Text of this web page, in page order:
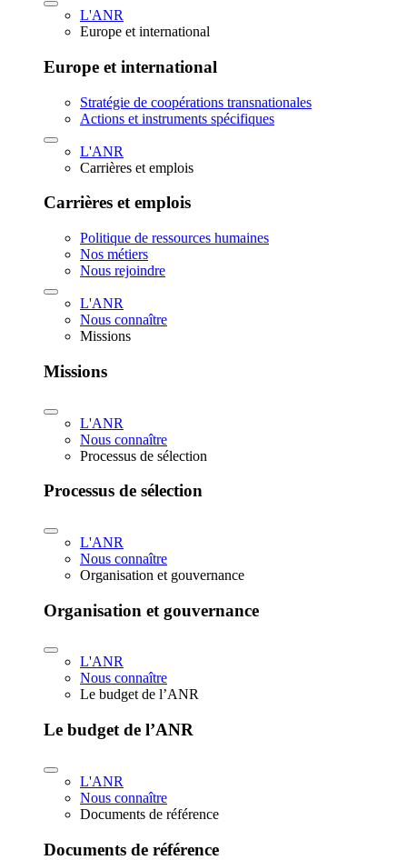
L'ANR
Europe et international
Europe et international
Stratégie de coopérations transnationales
Actions et instruments spécifiques
L'ANR
Carrières et emplois
Carrières et emplois
Politique de ressources humaines
Nos métiers
Nous rejoindre
L'ANR
Nous connaître
Missions
Missions
L'ANR
Nous connaître
Processus de sélection
Processus de sélection
L'ANR
Nous connaître
Organisation et gouvernance
Organisation et gouvernance
L'ANR
Nous connaître
Le budget de l’ANR
Le budget de l’ANR
L'ANR
Nous connaître
Documents de référence
Documents de référence